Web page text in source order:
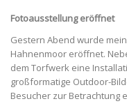
Fotoausstellung eröffnet
Gestern Abend wurde
Hahnenmoor eröffnet.
dem Torfwerk eine
großformatige Outdoor-
Besucher zur Betrachtung